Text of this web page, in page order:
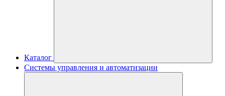
Каталог
Системы управления и автоматизации